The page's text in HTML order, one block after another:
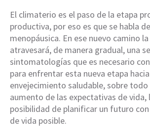
El climaterio es el paso de la etapa
productiva, por eso es que se habla
menopáusica. En ese nuevo camino
atravesará, de manera gradual, una
sintomatologías que es necesario
para enfrentar esta nueva etapa
envejecimiento saludable, sobre
aumento de las expectativas de vida,
posibilidad de planificar un futuro
de vida posible.